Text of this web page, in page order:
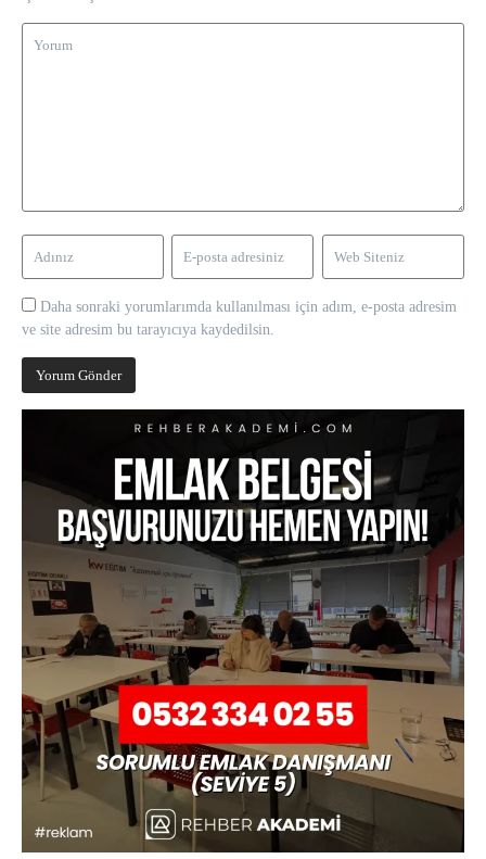
Daha sonraki yorumlarımda kullanılması için adım, e-posta adresim
ve site adresim bu tarayıcıya kaydedilsin.